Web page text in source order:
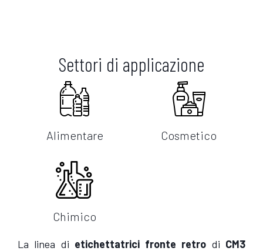
Settori di applicazione
Alimentare Cosmetico
Chimico
La linea di etichettatrici fronte retro di CM3